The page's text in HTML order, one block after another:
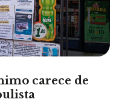
carece de